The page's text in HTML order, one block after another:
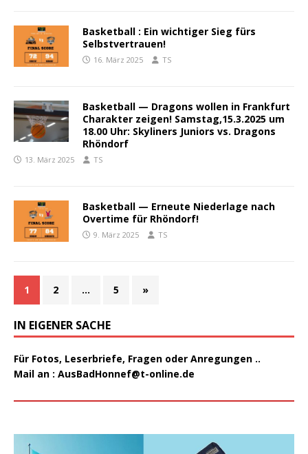
Basketball : Ein wichtiger Sieg fürs
Selbstvertrauen!
16. März 2025 TS
Basketball — Dragons wollen in Frankfurt
Charakter zeigen! Samstag,15.3.2025 um
18.00 Uhr: Skyliners Juniors vs. Dragons
Rhöndorf
13. März 2025 TS
Basketball — Erneute Niederlage nach
Overtime für Rhöndorf!
9. März 2025 TS
1 2 … 5 »
IN EIGENER SACHE
Für Fotos, Leserbriefe, Fragen oder Anregungen ..
Mail an : AusBadHonnef@t-online.de